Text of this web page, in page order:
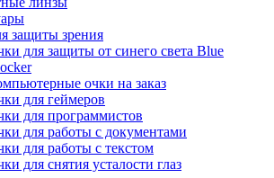
защиты зрения
для защиты от синего света Blue
очки на заказ
для геймеров
для программистов
для работы с документами
для работы с текстом
для снятия усталости глаз